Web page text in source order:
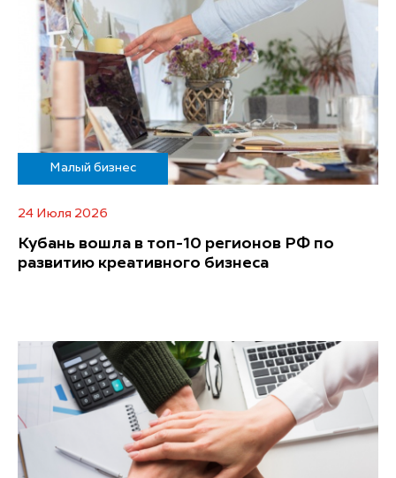
Малый бизнес
24 Июля 2026
Кубань вошла в топ-10 регионов РФ по
развитию креативного бизнеса